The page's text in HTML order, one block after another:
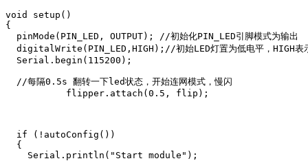
void setup()
{
  pinMode(PIN_LED, OUTPUT); //初始化PIN_LED引脚模式为输出
digitalWrite(PIN_LED,HIGH);//初始LED灯置为低电平，HIGH
  Serial.begin(115200);
  //每隔0.5s 翻转一下led状态，开始连网模式，慢闪
           flipper.attach(0.5, flip);
  if (!autoConfig())
  {
    Serial.println("Start module");